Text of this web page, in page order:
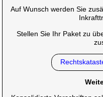
Auf Wunsch werden Sie
Stellen Sie Ihr Paket zu